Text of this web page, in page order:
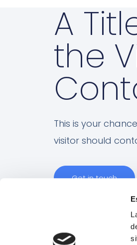
A
the
This is your
visitor should
Get in touch